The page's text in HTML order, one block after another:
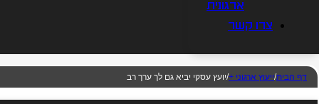
ארגונית
צרו קשר
דף הבית/ייעוץ ארגוני +/יועץ עסקי יביא גם לך ערך רב